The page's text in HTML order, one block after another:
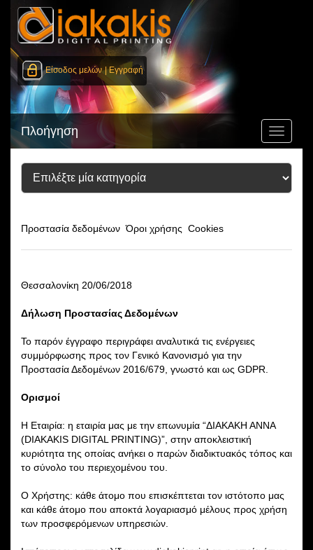
Είσοδος μελών | Εγγραφή
Toggle
Πλοήγηση
Προστασία δεδομένων Όροι χρήσης Cookies
Θεσσαλονίκη 20/06/2018
Δήλωση Προστασίας Δεδομένων
Το παρόν έγγραφο περιγράφει αναλυτικά τις ενέργειες
συμμόρφωσης προς τον Γενικό Κανονισμό για την
Προστασία Δεδομένων 2016/679, γνωστό και ως GDPR.
Ορισμοί
Η Εταιρία: η εταιρία μας με την επωνυμία “ΔΙΑΚΑΚΗ ΑΝΝΑ
(DIAKAKIS DIGITAL PRINTING)”, στην αποκλειστική
κυριότητα της οποίας ανήκει ο παρών διαδικτυακός τόπος και
το σύνολο του περιεχομένου του.
Ο Χρήστης: κάθε άτομο που επισκέπτεται τον ιστότοπο μας
και κάθε άτομο που αποκτά λογαριασμό μέλους προς χρήση
των προσφερόμενων υπηρεσιών.